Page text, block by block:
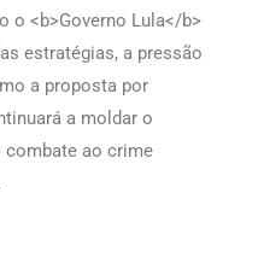
o <b>Governo Lula</b>
estratégias, a pressão
a proposta por
a moldar o
ao crime